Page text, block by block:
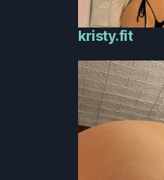
kristy.fit